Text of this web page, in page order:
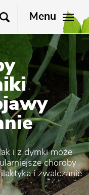
Menu
i z dymki może
choroby
i zwalczanie.